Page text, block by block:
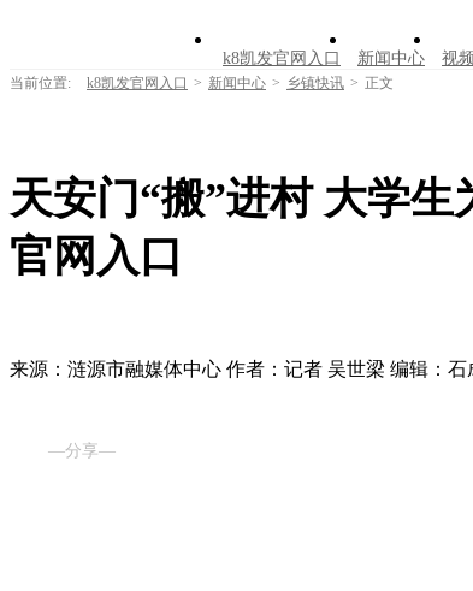
k8凯发官网入口 新闻中心 视
当前位置: k8凯发官网入口 > 新闻中心 > 乡镇快讯 > 正文
天安门“搬”进村 大学生为
官网入口
来源：涟源市融媒体中心 作者：记者 吴世梁 编辑：石
—分享—